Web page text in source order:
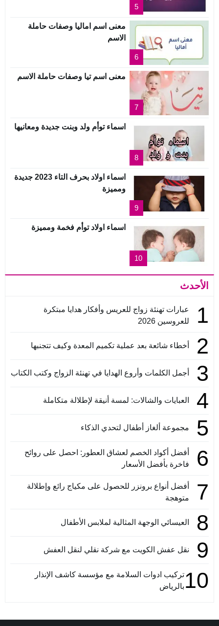
5
6
معنى اسم اماليا وصفات حاملة
الاسم
7
معنى اسم تيا وصفات حاملة الاسم
8
اسماء توأم ولد وبنت جديدة ومعانيها
9
اسماء اولاد بحرف التاء 2023 جديدة
ومميزة
10
اسماء اولاد توأم فخمة ومميزة
الأحدث
1
عبارات تهنئة زواج للعريس وأفكار هدايا مبتكرة
للعروسين 2026
2 أخطاء شائعة بعد عملية تكميم المعدة وكيف تتجنبها
3 أجمل الكلمات وأروع الهدايا في تهنئة الزواج وكتب الكتاب
4 العبايات والشالات: لمسة أنيقة لإطلالة متكاملة
5 مجموعة ألغاز أطفال لتحدي الذكاء
6
أفضل أكواد الخصم لعشاق العطور: احصل على روائح
فاخرة بأفضل الأسعار
7
أفضل أنواع برونزر للحصول على مكياج رائع وإطلالة
متوهجة
8 العيسائي الوجهة المثالية لملابس الأطفال
9 نقل عفش الكويت مع شركة نقلي لنقل العفش
10تركيب ادوات السلامة مع مؤسسة كاشف الإنذار
بالرياض